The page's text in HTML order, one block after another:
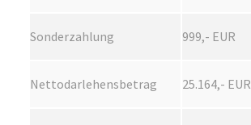
Sonderzahlung 999,- EUR
Nettodarlehensbetrag 25.164,- EUR